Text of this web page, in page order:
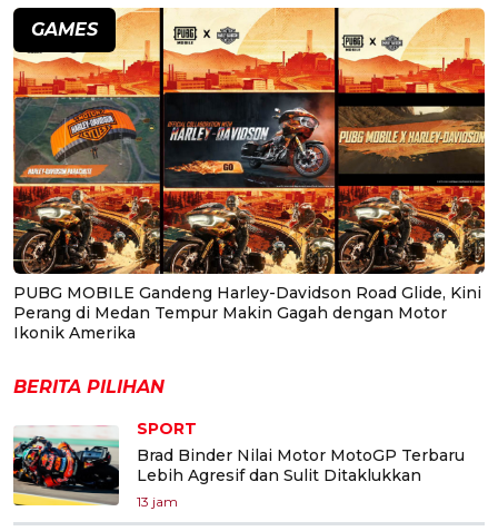
GAMES
PUBG MOBILE Gandeng Harley-Davidson Road Glide, Kini
Perang di Medan Tempur Makin Gagah dengan Motor
Ikonik Amerika
BERITA PILIHAN
SPORT
Brad Binder Nilai Motor MotoGP Terbaru
Lebih Agresif dan Sulit Ditaklukkan
13 jam